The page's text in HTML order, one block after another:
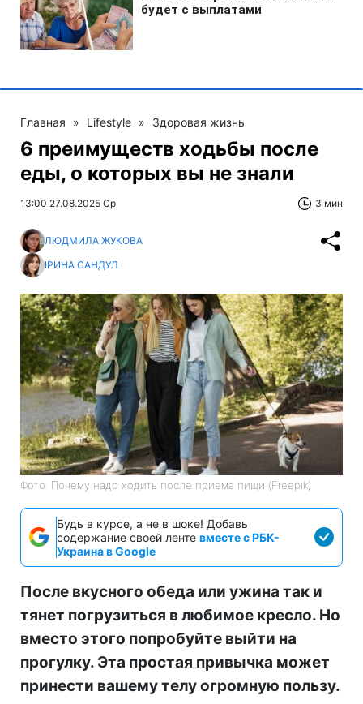
Главная » Lifestyle » Здоровая жизнь
6 преимуществ ходьбы после
еды, о которых вы не знали
13:00 27.08.2025 Ср 3 мин
ЛЮДМИЛА ЖУКОВА
ІРИНА САНДУЛ
Фото: Почему надо ходить после приема пищи (Freepik)
Будь в курсе, а не в шоке! Добавь
содержание своей ленте вместе с РБК-
Украина в Google
После вкусного обеда или ужина так и
тянет погрузиться в любимое кресло. Но
вместо этого попробуйте выйти на
прогулку. Эта простая привычка может
принести вашему телу огромную пользу.